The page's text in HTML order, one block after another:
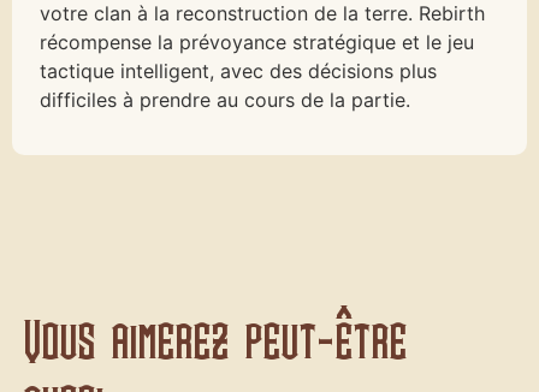
votre clan à la reconstruction de la terre. Rebirth
récompense la prévoyance stratégique et le jeu
tactique intelligent, avec des décisions plus
difficiles à prendre au cours de la partie.
Vous aimerez peut-être